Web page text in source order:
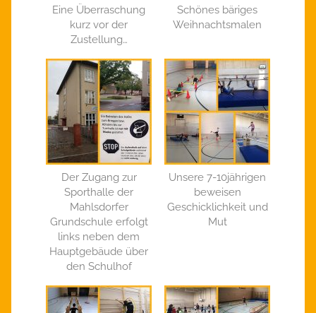
Eine Überraschung
kurz vor der
Zustellung…
Schönes bäriges
Weihnachtsmalen
Der Zugang zur
Sporthalle der
Mahlsdorfer
Grundschule erfolgt
links neben dem
Hauptgebäude über
den Schulhof
Unsere 7-10jährigen
beweisen
Geschicklichkeit und
Mut